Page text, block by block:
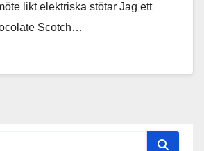
likt elektriska stötar Jag ett
Scotch…